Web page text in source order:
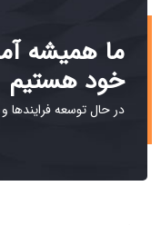
ما همیشه
خود هستیم
در حال توسعه فرایندها